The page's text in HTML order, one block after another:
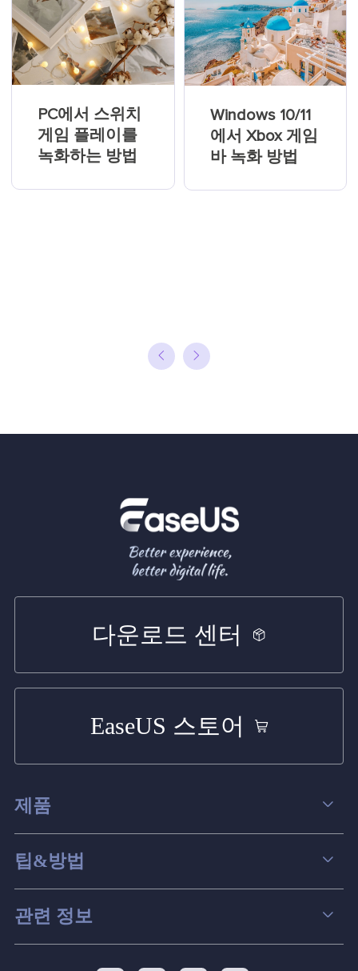
PC에서 스위치
게임 플레이를
녹화하는 방법
Windows 10/11
에서 Xbox 게임
바 녹화 방법
다운로드 센터
EaseUS 스토어
제품
데이터 복구
파티션 관리
스크린 레코더
팁&방법
컴퓨터 데이터 복구 팁
맥 데이터 복구 팁
관련 정보